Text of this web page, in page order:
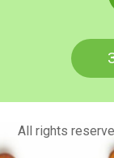
All rights